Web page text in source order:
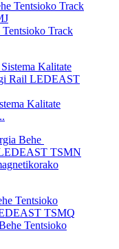
Track
Kalitate
​​Tentsioko